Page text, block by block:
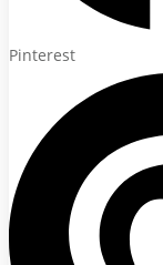
Pinterest